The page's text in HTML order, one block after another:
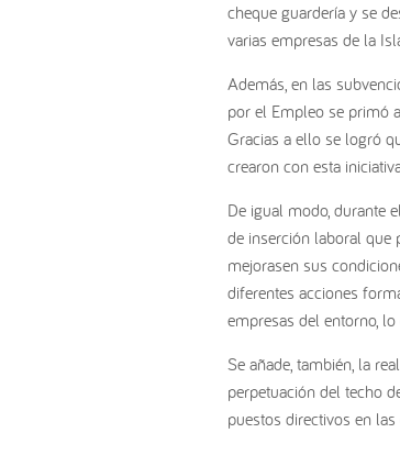
cheque guardería y se
varias empresas de la
Además, en las
por el Empleo se primó
Gracias a ello se logró
crearon con esta
De igual modo, durante
de inserción laboral que
mejorasen sus
diferentes acciones
empresas del entorno,
Se añade, también, la
perpetuación del techo
puestos directivos en